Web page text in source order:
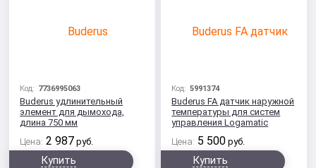
Код: 7736995063
Buderus удлинительный
элемент для дымохода,
длина 750 мм
Цена: 2 987 руб.
Купить
Код:5991374
Buderus FA датчик наружной
температуры для систем
управления Logamatic
Цена: 5 500 руб.
Купить